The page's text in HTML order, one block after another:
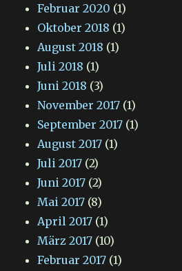
Februar 2020 (1)
Oktober 2018 (1)
August 2018 (1)
Juli 2018 (1)
Juni 2018 (3)
November 2017 (1)
September 2017 (1)
August 2017 (1)
Juli 2017 (2)
Juni 2017 (2)
Mai 2017 (8)
April 2017 (1)
März 2017 (10)
Februar 2017 (1)